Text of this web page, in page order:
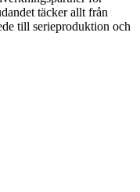
täcker allt från
till serieproduktion och